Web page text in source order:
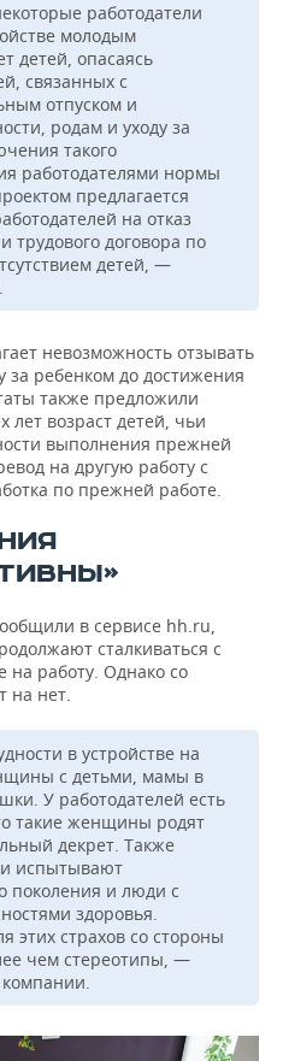
работодатели
молодым
детей, опасаясь
связанных с
отпуском и
родам и уходу за
такого
работодателями нормы
предлагается
на отказ
договора по
детей, —
невозможность отзывать
за ребенком до достижения
также предложили
лет возраст детей, чьи
выполнения прежней
на другую работу с
по прежней работе.
в сервисе hh.ru,
сталкиваться с
на работу. Однако со
на нет.
в устройстве на
с детьми, мамы в
У работодателей есть
такие женщины родят
декрет. Также
испытывают
поколения и люди с
здоровья.
этих страхов со стороны
чем стереотипы, —